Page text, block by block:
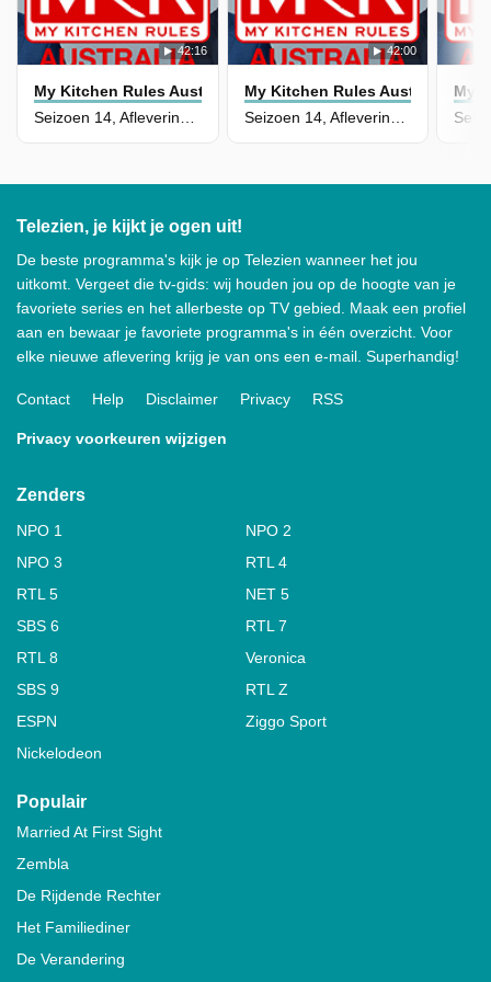
42:16
My Kitchen Rules Australia
42:00
My Kitchen Rules Australia
My
Telezien, je kijkt je ogen uit!
De beste programma's kijk je op Telezien wanneer het jou
uitkomt. Vergeet die tv-gids: wij houden jou op de hoogte van je
favoriete series en het allerbeste op TV gebied. Maak een profiel
aan en bewaar je favoriete programma's in één overzicht. Voor
elke nieuwe aflevering krijg je van ons een e-mail. Superhandig!
Contact Help Disclaimer Privacy RSS
Privacy voorkeuren wijzigen
Zenders
NPO 1
NPO 2
NPO 3
RTL 4
RTL 5
NET 5
SBS 6
RTL 7
RTL 8
Veronica
SBS 9
RTL Z
ESPN
Ziggo Sport
Nickelodeon
Populair
Married At First Sight
Zembla
De Rijdende Rechter
Het Familiediner
De Verandering